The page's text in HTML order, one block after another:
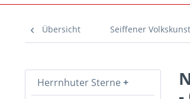
Übersicht Seiffener
Herrnhuter Sterne